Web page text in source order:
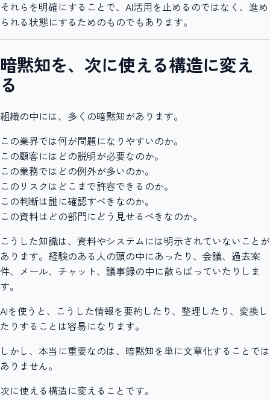
それらを明確にすることで、AI活用を止めるのではなく、進め
られる状態にするためのものでもあります。
暗黙知を、次に使える構造に変え
る
組織の中には、多くの暗黙知があります。
この業界では何が問題になりやすいのか。
この顧客にはどの説明が必要なのか。
この業務ではどの例外が多いのか。
このリスクはどこまで許容できるのか。
この判断は誰に確認すべきなのか。
この資料はどの部門にどう見せるべきなのか。
こうした知識は、資料やシステムには明示されていないことが
あります。経験のある人の頭の中にあったり、会議、過去案
件、メール、チャット、議事録の中に散らばっていたりしま
す。
AIを使うと、こうした情報を要約したり、整理したり、変換し
たりすることは容易になります。
しかし、本当に重要なのは、暗黙知を単に文章化することでは
ありません。
次に使える構造に変えることです。